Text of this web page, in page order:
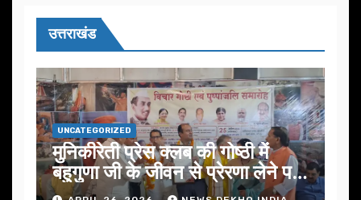
उत्तराखंड
UNCATEGORIZED
मुनिकीरेती प्रेस क्लब की गोष्ठी में
बहुगुणा जी के जीवन से प्रेरणा लेने पर
जोर